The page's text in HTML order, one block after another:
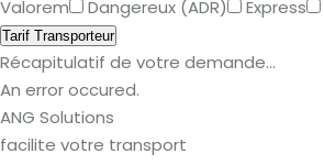
Valorem
Dangereux (ADR) Express
Tarif Transporteur
Récapitulatif de votre demande...
An error occured.
ANG Solutions
facilite votre transport